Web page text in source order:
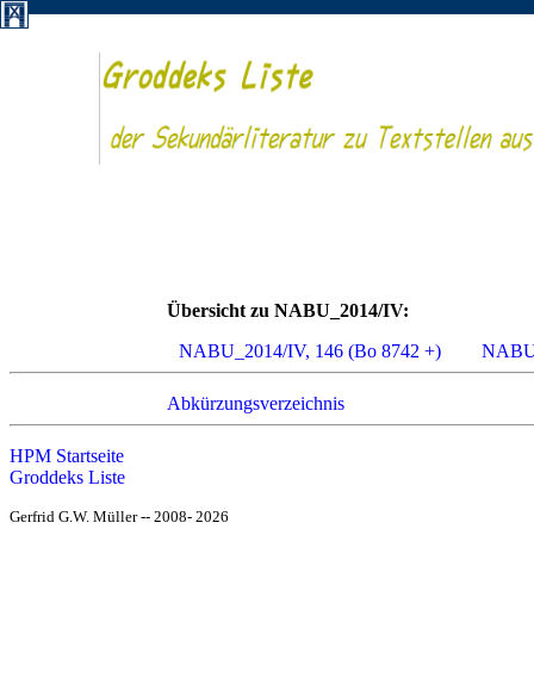
Übersicht zu NABU_2014/IV:
NABU_2014/IV, 146 (Bo 8742 +)
Abkürzungsverzeichnis
HPM Startseite
Groddeks Liste
Gerfrid G.W. Müller -- 2008- 2026